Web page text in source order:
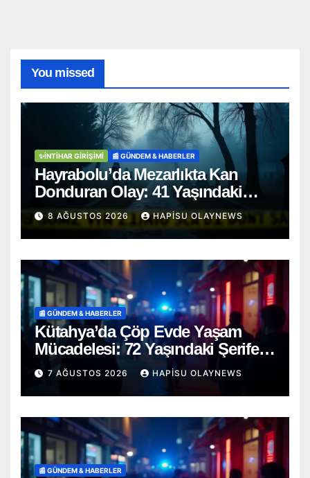
You missed
✨İNTIHAR GIRIŞIMI 📰 GÜNDEM & HABERLER
Hayrabolu’da Mezarlıkta Kan
Donduran Olay: 41 Yaşındaki
Şahıs Ağaca Asılı Bulundu
8 AĞUSTOS 2026 HAPISU OLAYNEWS
📰 GÜNDEM & HABERLER
Kütahya’da Çöp Evde Yaşam
Mücadelesi: 72 Yaşındaki Şerife
D. Mucizevi Şekilde Kurtarıldı
7 AĞUSTOS 2026 HAPISU OLAYNEWS
📰 GÜNDEM & HABERLER